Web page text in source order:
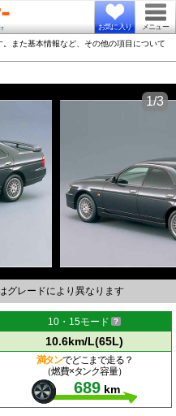
お気に入り メニュー
また基本情報など、その他の項目について
グレードにより異なります
1/3
10・15モード
10.6km/L(65L)
満タンでどこまで走る？
（燃費×タンク容量）
689 km